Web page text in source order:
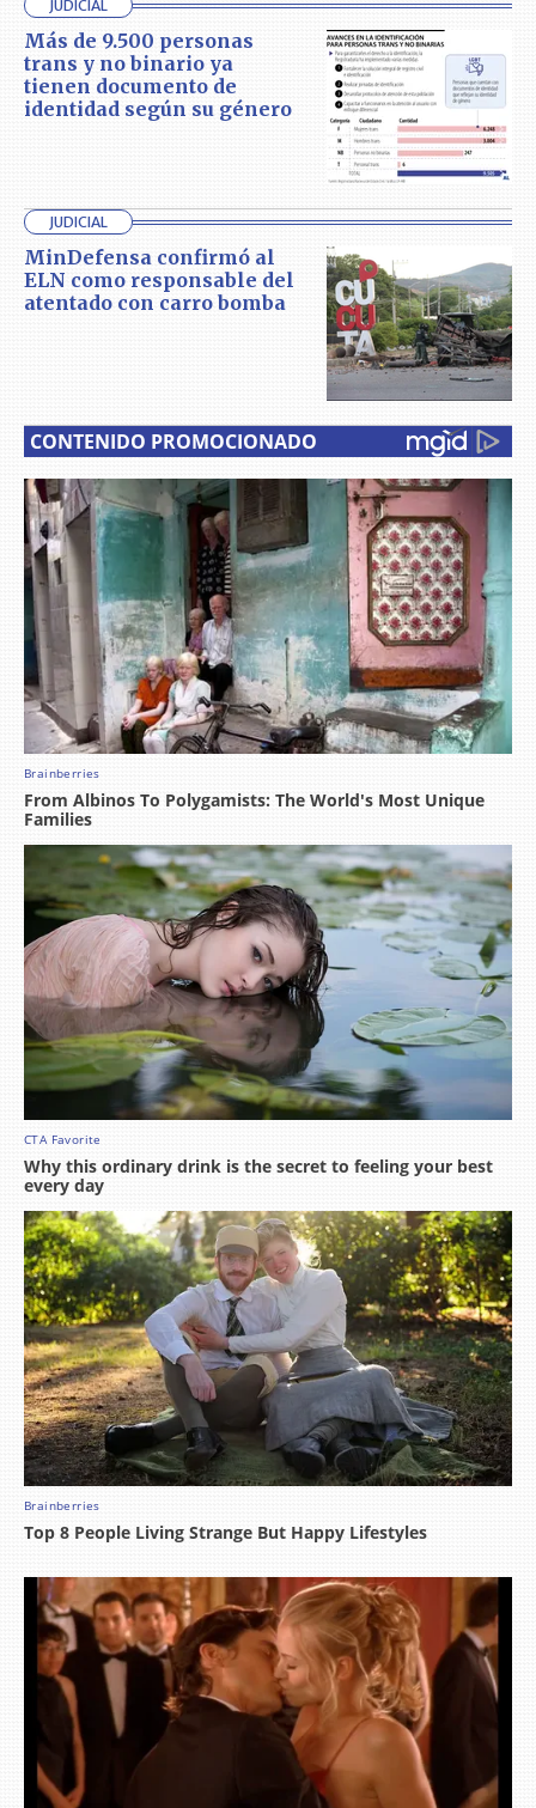
JUDICIAL
Más de 9.500 personas
trans y no binario ya
tienen documento de
identidad según su género
JUDICIAL
MinDefensa confirmó al
ELN como responsable del
atentado con carro bomba